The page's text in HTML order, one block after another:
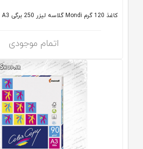
کاغذ 120 گرم Mondi گلاسه لیزر 250 برگی A3
اتمام موجودی